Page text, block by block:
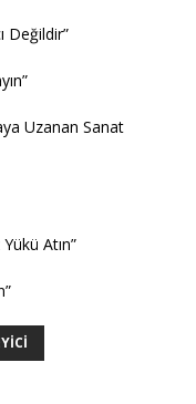
Değildir”
Uzanan Sanat
Atın”